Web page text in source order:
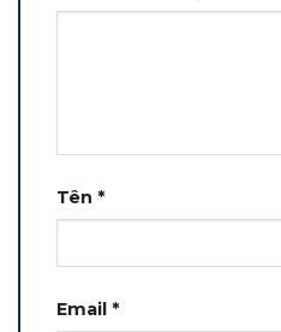
Tên *
Email *